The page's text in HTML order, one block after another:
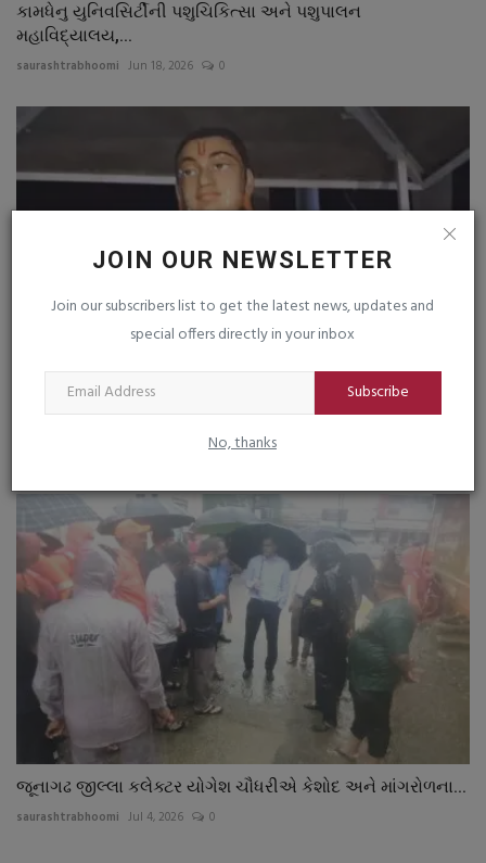
JOIN OUR NEWSLETTER
Join our subscribers list to get the latest news, updates and
special offers directly in your inbox
Subscribe
No, thanks
કામધેનુ યુનિવસિર્ટીની પશુચિકિત્સા અને પશુપાલન
મહાવિદ્યાલય,...
saurashtrabhoomi Jun 18, 2026 0
ગિરનાર દરવાજા પાસેના સર્કલ ઉપર મુકેલી નરસિંહ મહેતાની
0
જૂનાગઢ જીલ્લા કલેક્ટર યોગેશ ચૌધરીએ કેશોદ અને માંગરોળના...
saurashtrabhoomi Jul 4, 2026 0